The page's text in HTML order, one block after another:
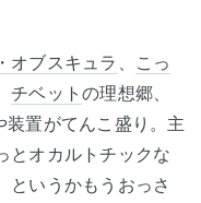
オブスキュラ 、
こっ
チベット の理想郷、
置がてんこ盛り。主
とオカルトチックな
というかもうおっさ